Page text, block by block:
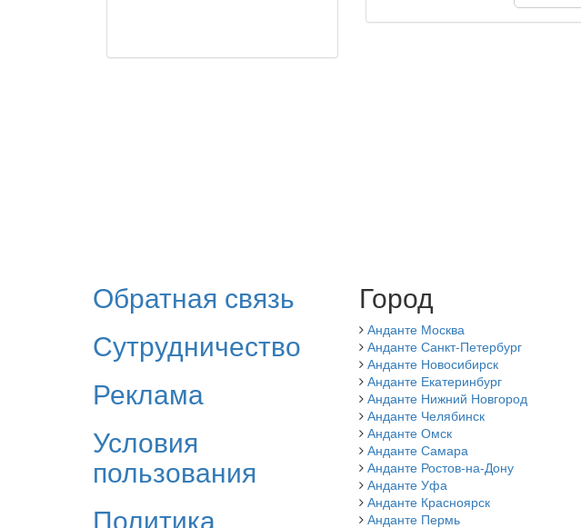
Обратная связь
Сутрудничество
Реклама
Условия
пользования
Политика
Город
Анданте Москва
Анданте Санкт-Петербург
Анданте Новосибирск
Анданте Екатеринбург
Анданте Нижний Новгород
Анданте Челябинск
Анданте Омск
Анданте Самара
Анданте Ростов-на-Дону
Анданте Уфа
Анданте Красноярск
Анданте Пермь